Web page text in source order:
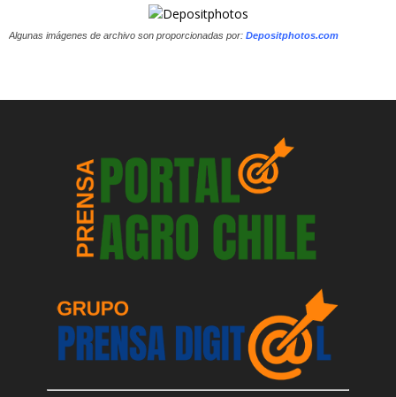
Algunas imágenes de archivo son proporcionadas por: Depositphotos.com